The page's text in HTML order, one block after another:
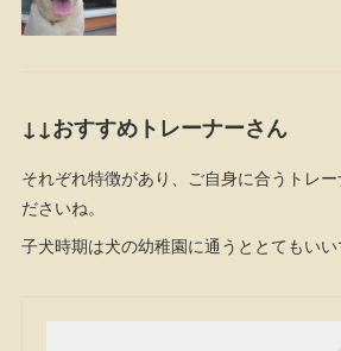
↓↓おすすめトレーナーさん
それぞれ特徴があり、ご自身に合うトレ
ださいね。
子犬時期は犬の幼稚園に通うととてもいい